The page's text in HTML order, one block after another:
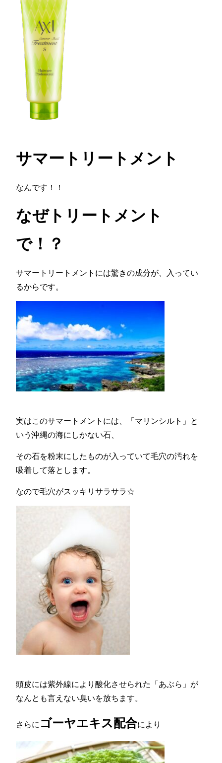
サマートリートメント
なんです！！
なぜトリートメント
で！？
サマートリートメントには驚きの成分が、入ってい
るからです。
実はこのサマートメントには、「マリンシルト」と
いう沖縄の海にしかない石、
その石を粉末にしたものが入っていて毛穴の汚れを
吸着して落とします。
なので毛穴がスッキリサラサラ☆
頭皮には紫外線により酸化させられた「あぶら」が
なんとも言えない臭いを放ちます。
さらに ゴーヤエキス配合により